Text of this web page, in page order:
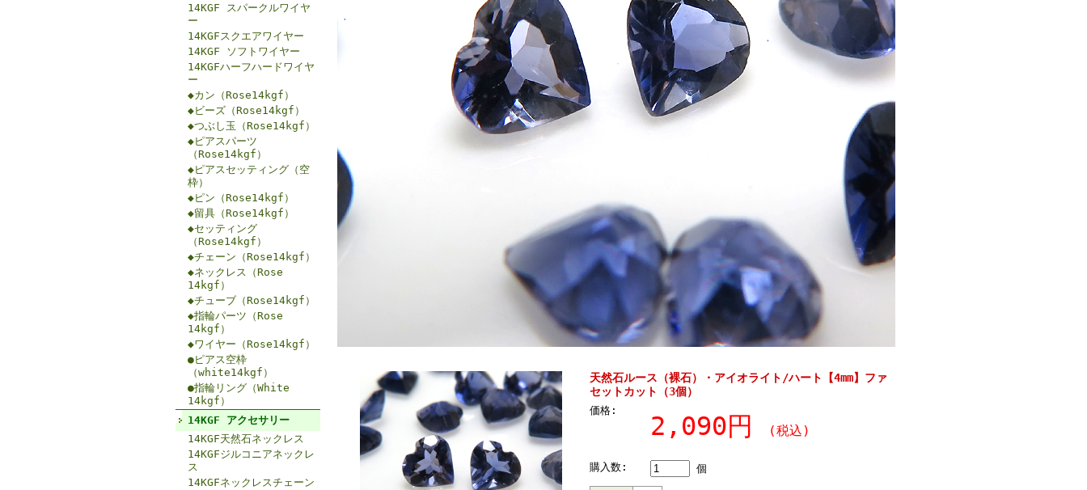
14KGF スパークルワイヤ
ー
14KGFスクエアワイヤー
14KGF ソフトワイヤー
14KGFハーフハードワイヤ
ー
◆カン（Rose14kgf）
◆ビーズ（Rose14kgf）
◆つぶし玉（Rose14kgf）
◆ピアスパーツ
（Rose14kgf）
◆ピアスセッティング（空
枠）
◆ピン（Rose14kgf）
◆留具（Rose14kgf）
◆セッティング
（Rose14kgf）
◆チェーン（Rose14kgf）
◆ネックレス（Rose
14kgf）
◆チューブ（Rose14kgf）
◆指輪パーツ（Rose
14kgf）
◆ワイヤー（Rose14kgf）
●ピアス空枠
（white14kgf）
●指輪リング（White
14kgf）
14KGF アクセサリー
14KGF天然石ネックレス
14KGFジルコニアネックレ
ス
14KGFネックレスチェーン
天然石ルース（裸石）・アイオライト/ハート【4mm】ファ
セットカット（3個）
価格:
2,090円 (税込)
購入数: 個